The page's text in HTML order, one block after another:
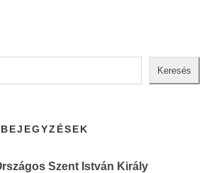
Keresés
Szent István Király